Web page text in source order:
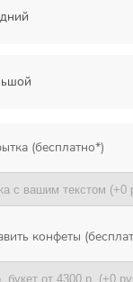
(бесплатно*)
конфеты